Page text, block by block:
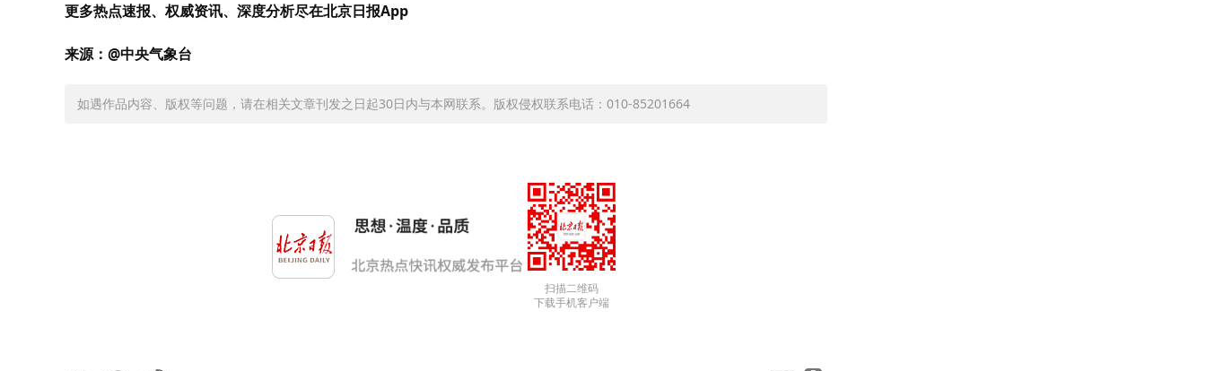
更多热点速报、权威资讯、深度分析尽在北京日报App
来源：@中央气象台
如遇作品内容、版权等问题，请在相关文章刊发之日起30日内与本网联系。版权侵权联系电话：010-85201664
扫描二维码
下载手机客户端